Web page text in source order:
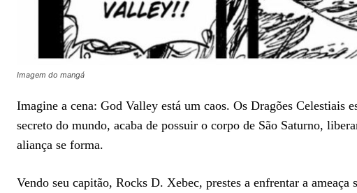
Imagem do mangá
Imagine a cena: God Valley está um caos. Os Dragões Celestiais
secreto do mundo, acaba de possuir o corpo de São Saturno,
aliança se forma.
Vendo seu capitão, Rocks D. Xebec, prestes a enfrentar a ameaça